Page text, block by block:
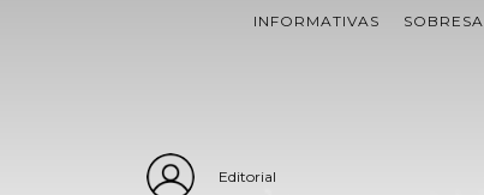
INFORMATIVAS
Editorial